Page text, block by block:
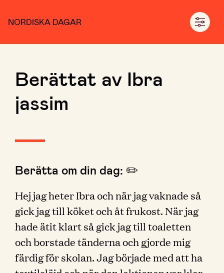
NORDISKA DAGAR
Berättat av Ibra
jassim
Berätta om din dag: ✏️
Hej jag heter Ibra och när jag vaknade så
gick jag till köket och åt frukost. När jag
hade ätit klart så gick jag till toaletten
och borstade tänderna och gjorde mig
färdig för skolan. Jag började med att ha